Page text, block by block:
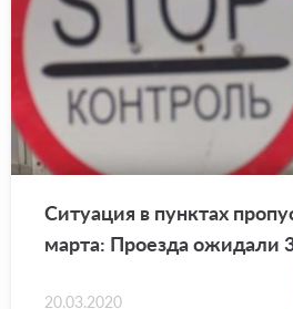
Си­ту­а­ция в пунк­тах
марта: Про­ез­да ожи­да­ли
20.03.2020